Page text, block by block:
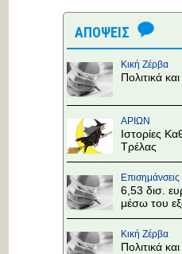
ΑΠΟΨΕΙΣ
Κική Ζέρβα
Πολιτικά
ΑΡΙΩΝ
Ιστορίες
Τρέλας
Επισημάνσεις
6,53 δισ.
μέσω του
Κική Ζέρβα
Πολιτικά